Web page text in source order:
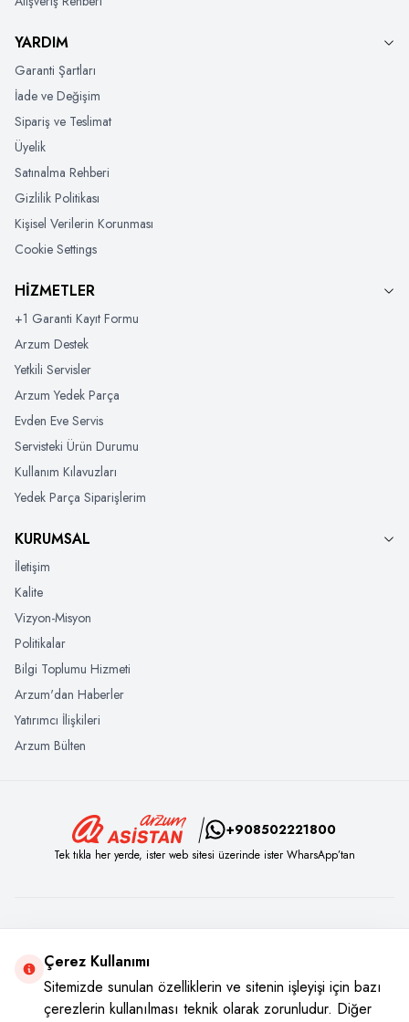
YARDIM
Garanti Şartları
İade ve Değişim
Sipariş ve Teslimat
Üyelik
Satınalma Rehberi
Gizlilik Politikası
Kişisel Verilerin Korunması
Cookie Settings
HİZMETLER
+1 Garanti Kayıt Formu
Arzum Destek
Yetkili Servisler
Arzum Yedek Parça
Evden Eve Servis
Servisteki Ürün Durumu
Kullanım Kılavuzları
Yedek Parça Siparişlerim
KURUMSAL
İletişim
Kalite
Vizyon-Misyon
Politikalar
Bilgi Toplumu Hizmeti
Arzum'dan Haberler
Yatırımcı İlişkileri
Arzum Bülten
+908502221800
Tek tıkla her yerde, ister web sitesi üzerinde ister WharsApp’tan
Çerez Kullanımı
Sitemizde sunulan özelliklerin ve sitenin işleyişi için bazı
çerezlerin kullanılması teknik olarak zorunludur. Diğer